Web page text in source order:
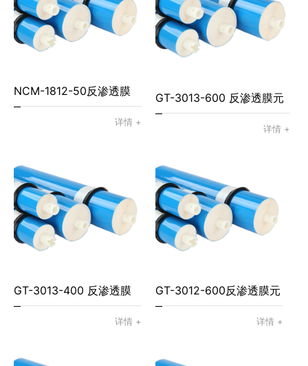
NCM-1812-50反渗透膜
详情 +
GT-3013-600 反渗透膜元
详情 +
GT-3013-400 反渗透膜
详情 +
GT-3012-600反渗透膜元
详情 +